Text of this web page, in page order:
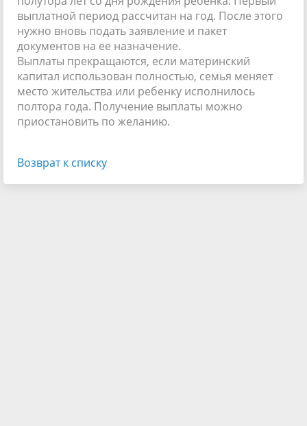
выплатной период рассчитан на год. После этого
нужно вновь подать заявление и пакет
документов на ее назначение.
Выплаты прекращаются, если материнский
капитал использован полностью, семья меняет
место жительства или ребенку исполнилось
полтора года. Получение выплаты можно
приостановить по желанию.
Возврат к списку